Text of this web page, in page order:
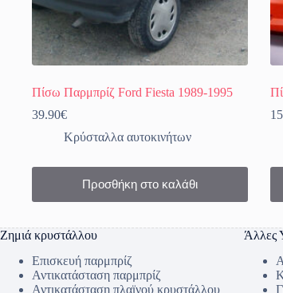
Πίσω Παρμπρίζ Ford Fiesta 1989-1995
39.90€
Κρύσταλλα αυτοκινήτων
Προσθήκη στο καλάθι
Ζημιά κρυστάλλου
Επισκευή παρμπρίζ
Αντικατάσταση παρμπρίζ
Αντικατάσταση πλαϊνού κρυστάλλου
Άλλες